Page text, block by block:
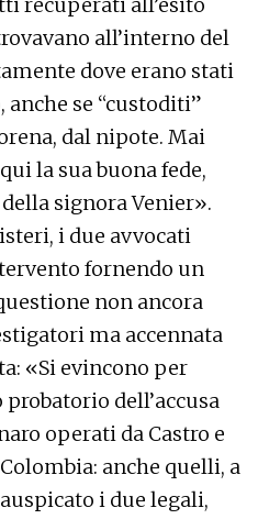
recuperati all’esito
all’interno del
dove erano stati
anche se “custoditi”
dal nipote. Mai
la sua buona fede,
signora Venier».
i due avvocati
fornendo un
non ancora
ma accennata
«Si evincono per
dell’accusa
operati da Castro e
anche quelli, a
i due legali,